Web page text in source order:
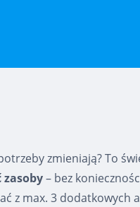
zmieniają? To
zasoby– bez
z max. 3 dodatkowych